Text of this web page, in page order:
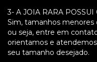
3- A JOIA RARA
Sim, tamanhos menores
ou seja, entre em
orientamos e
seu tamanho desejado.